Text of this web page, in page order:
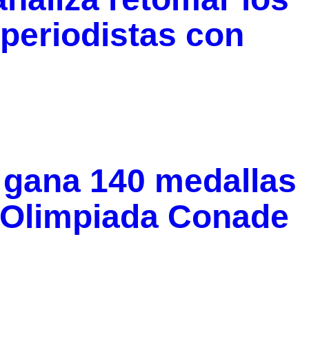
con
140 medallas
Conade